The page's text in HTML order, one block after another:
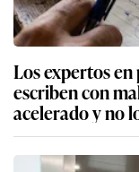
Los expertos
escriben con
acelerado y no